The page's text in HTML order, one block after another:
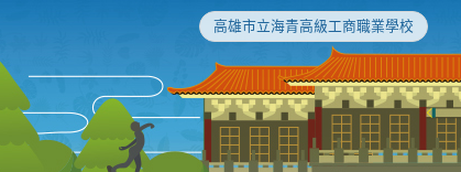
高雄市立海青高級工商職業學校